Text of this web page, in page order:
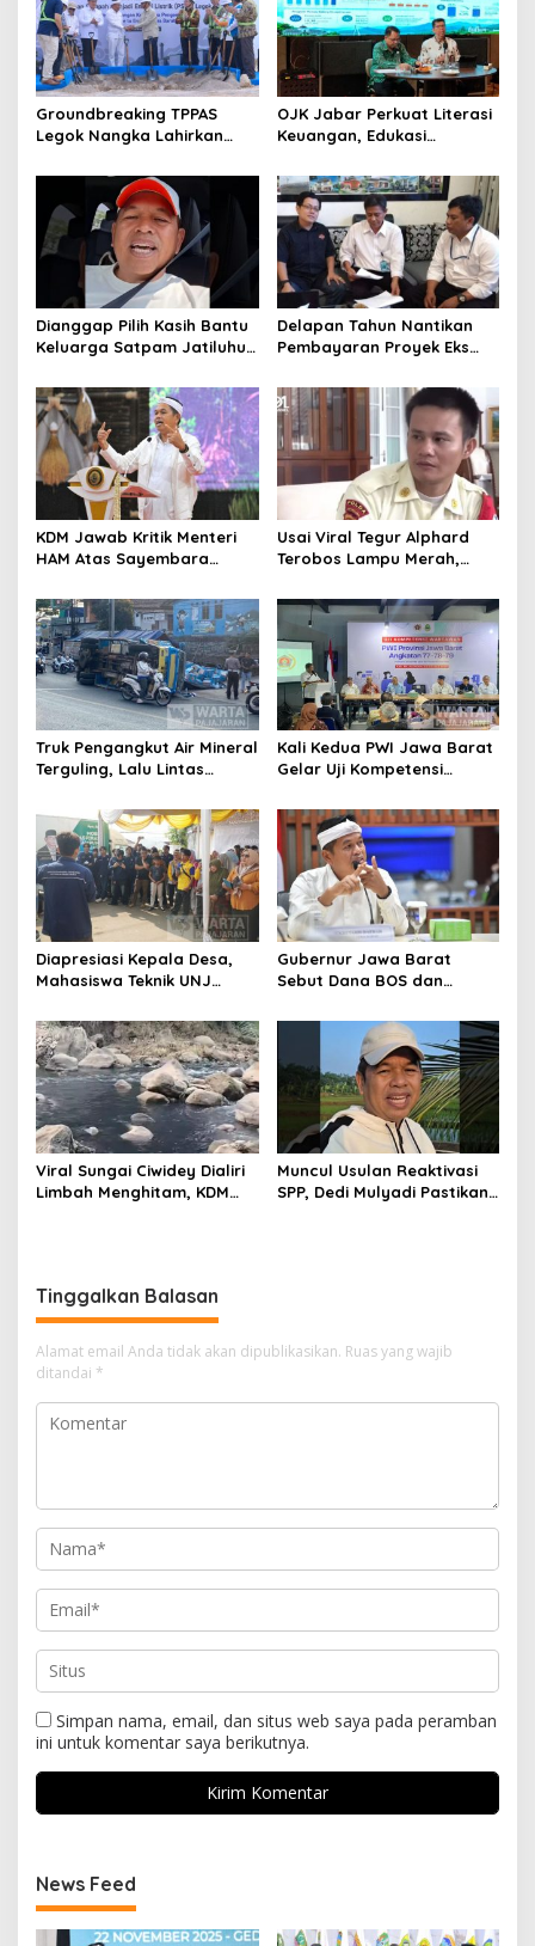
Groundbreaking TPPAS
Legok Nangka Lahirkan
Penyelesaian Sampah
Bandung Raya
OJK Jabar Perkuat Literasi
Keuangan, Edukasi
Pertumbuhan Ekonomi
Dianggap Pilih Kasih Bantu
Keluarga Satpam Jatiluhur
Penjelasan Dedi Mulyadi
Delapan Tahun Nantikan
Pembayaran Proyek Eks
Tasikmalaya Akui Merugi 3,9
Miliar
KDM Jawab Kritik Menteri
HAM Atas Sayembara
Pelaku Kejahatan
Usai Viral Tegur Alphard
Terobos Lampu Merah,
Jadi Satpam Gedung Sate
Truk Pengangkut Air Mineral
Terguling, Lalu Lintas
Memadat
Kali Kedua PWI Jawa Barat
Gelar Uji Kompetensi
Diapresiasi Kepala Desa,
Mahasiswa Teknik UNJ
Pengelolaan Sampah
Gubernur Jawa Barat
Sebut Dana BOS dan
Operasional Sekolah
Viral Sungai Ciwidey Dialiri
Limbah Menghitam, KDM
Muncul Usulan Reaktivasi
SPP, Dedi Mulyadi Pastikan
Tinggalkan Balasan
Alamat email Anda tidak akan dipublikasikan. Ruas yang wajib
ditandai *
Simpan nama, email, dan situs web saya pada peramban
ini untuk komentar saya berikutnya.
News Feed